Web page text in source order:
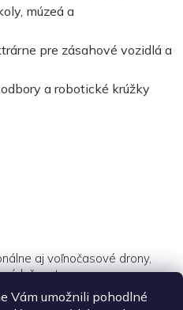
Vám umožnili pohodlné
múzeá a
pre zásahové vozidlá a
a robotické krúžky
aj voľnočasové drony,